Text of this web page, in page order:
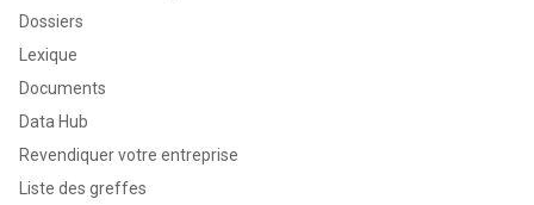
Dossiers
Lexique
Documents
Data Hub
Revendiquer votre entreprise
Liste des greffes